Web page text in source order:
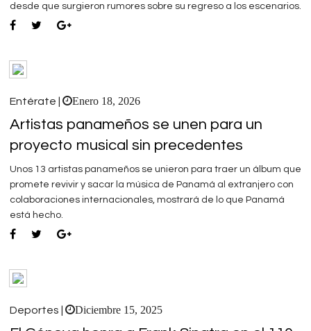
desde que surgieron rumores sobre su regreso a los escenarios.
Entérate | Enero 18, 2026
Artistas panameños se unen para un
proyecto musical sin precedentes
Unos 13 artistas panameños se unieron para traer un álbum que
promete revivir y sacar la música de Panamá al extranjero con
colaboraciones internacionales, mostrará de lo que Panamá
está hecho.
Deportes | Diciembre 15, 2025